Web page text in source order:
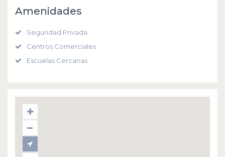
Amenidades
Seguridad Privada
Centros Comerciales
Escuelas Cercanas